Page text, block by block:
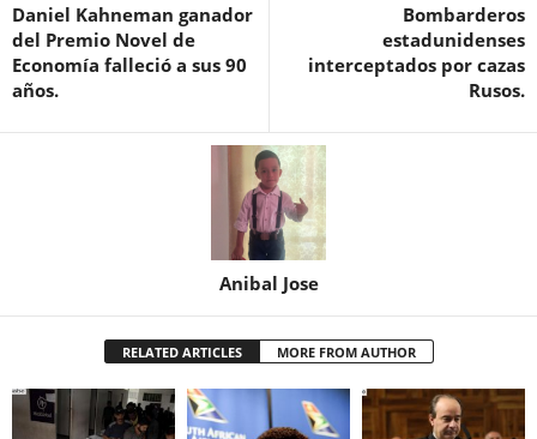
Daniel Kahneman ganador
del Premio Novel de
Economía falleció a sus 90
años.
Bombarderos
estadunidenses
interceptados por cazas
Rusos.
Anibal Jose
RELATED ARTICLES MORE FROM AUTHOR